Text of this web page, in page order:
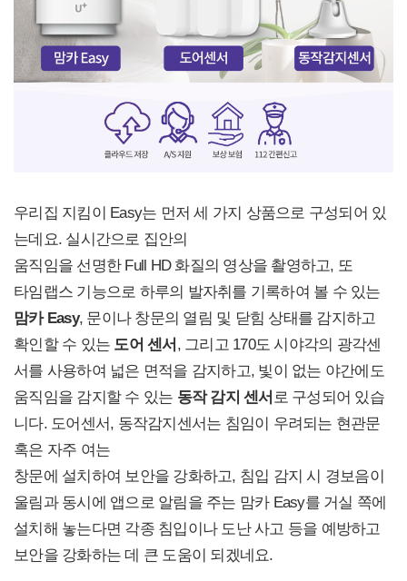
우리집 지킴이 Easy는 먼저 세 가지 상품으로 구성되어 있
는데요. 실시간으로 집안의
움직임을 선명한 Full HD 화질의 영상을 촬영하고, 또
타임랩스 기능으로 하루의 발자취를 기록하여 볼 수 있는
맘카 Easy, 문이나 창문의 열림 및 닫힘 상태를 감지하고
확인할 수 있는 도어 센서, 그리고 170도 시야각의 광각센
서를 사용하여 넓은 면적을 감지하고, 빛이 없는 야간에도
움직임을 감지할 수 있는 동작 감지 센서 로 구성되어 있습
니다. 도어센서, 동작감지센서는 침임이 우려되는 현관문
혹은 자주 여는
창문에 설치하여 보안을 강화하고, 침입 감지 시 경보음이
울림과 동시에 앱으로 알림을 주는 맘카 Easy를 거실 쪽에
설치해 놓는다면 각종 침입이나 도난 사고 등을 예방하고
보안을 강화하는 데 큰 도움이 되겠네요.